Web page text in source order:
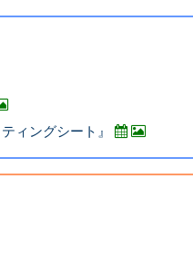
ィングシート』